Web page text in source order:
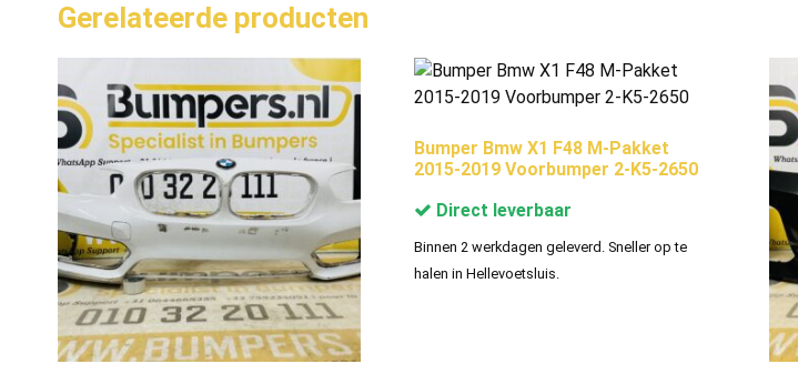
Gerelateerde producten
Bumper Bmw X1 F48 M-Pakket
2015-2019 Voorbumper 2-K5-2650
Direct leverbaar
Binnen 2 werkdagen geleverd. Sneller op te
halen in Hellevoetsluis.